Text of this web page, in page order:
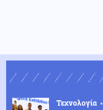
Τεχνολογία